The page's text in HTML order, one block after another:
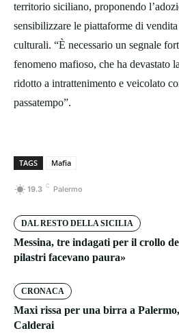
territorio siciliano, proponendo
sensibilizzare le piattaforme di
culturali. “È necessario un segnale
fenomeno mafioso, che ha devastato
ridotto a intrattenimento e veicolato
passatempo”.
TAGS Mafia
19.3 C Palermo
DAL RESTO DELLA SICILIA
Messina, tre indagati per il crollo
pilastri facevano paura»
CRONACA
Maxi rissa per una birra a
Calderai